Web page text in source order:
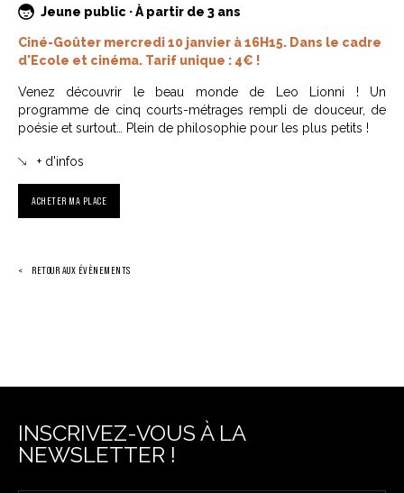
Jeune public · À partir de 3 ans
Ciné-Goûter mercredi 10 janvier à 16H15. Dans le cadre
d'Ecole et cinéma. Tarif unique : 4€ !
Venez découvrir le beau monde de Leo Lionni ! Un
programme de cinq courts-métrages rempli de douceur, de
poésie et surtout… Plein de philosophie pour les plus petits !
+ d'infos
ACHETER MA PLACE
RETOUR AUX ÉVÈNEMENTS
INSCRIVEZ-VOUS À LA
NEWSLETTER !